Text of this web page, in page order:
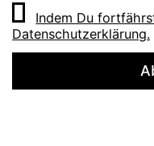
Indem Du
Datenschutzerklärung.